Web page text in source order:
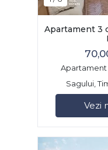
Apartament 3
Apartament
Sagului,
Vezi